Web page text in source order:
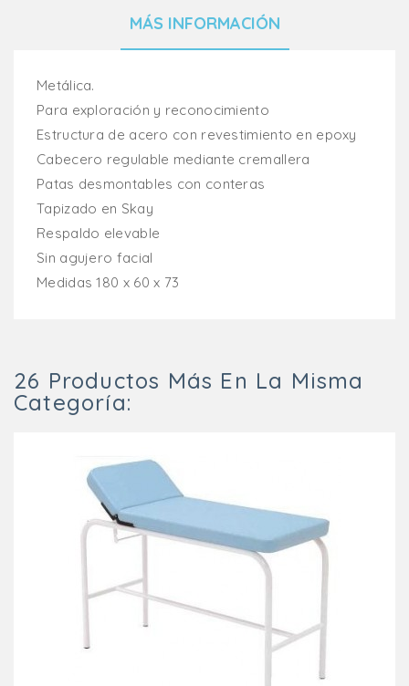
MÁS INFORMACIÓN
Metálica.
Para exploración y reconocimiento
Estructura de acero con revestimiento en epoxy
Cabecero regulable mediante cremallera
Patas desmontables con conteras
Tapizado en Skay
Respaldo elevable
Sin agujero facial
Medidas 180 x 60 x 73
26 Productos Más En La Misma
Categoría: